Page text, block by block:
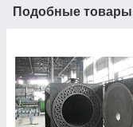
Подобные